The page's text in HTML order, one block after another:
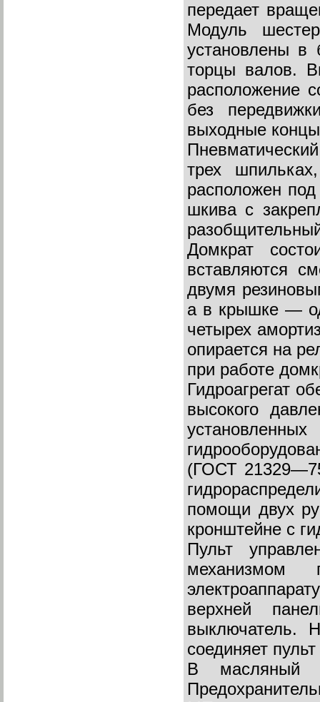
передает
Модуль
установлены в
торцы валов.
расположение
без
выходные
трех
расположен
шкива с
Домкрат
вставляются
двумя
а в крышке —
четырех
опирается на
при работе
Гидроагрегат
высокого
(ГОСТ
помощи двух
кронштейне с
Пульт
механизмом
верхней
выключатель.
соединяет
В масляный